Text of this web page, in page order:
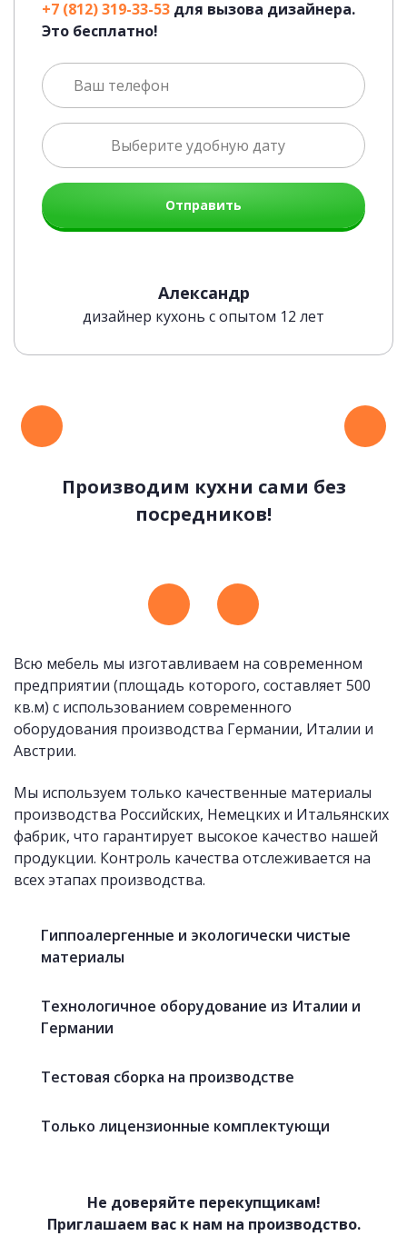
Современная Blum-фурнитура
+7 (812) 319-33-53 для вызова дизайнера.
Это бесплатно!
Отправить
Александр
дизайнер кухонь с опытом 12 лет
Производим кухни сами без
посредников!
Всю мебель мы изготавливаем на современном
предприятии (площадь которого, составляет 500
кв.м) с использованием современного
оборудования производства Германии, Италии и
Австрии.
Мы используем только качественные материалы
производства Российских, Немецких и Итальянских
фабрик, что гарантирует высокое качество нашей
продукции. Контроль качества отслеживается на
всех этапах производства.
Гиппоалергенные и экологически чистые
материалы
Технологичное оборудование из Италии и
Германии
Тестовая сборка на производстве
Только лицензионные комплектующи
Не доверяйте перекупщикам!
Приглашаем вас к нам на производство.